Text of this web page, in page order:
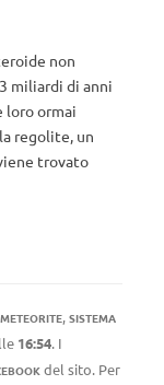
non
miliardi di anni
loro ormai
regolite, un
trovato
METEORITE, SISTEMA
16:54. I
del sito. Per